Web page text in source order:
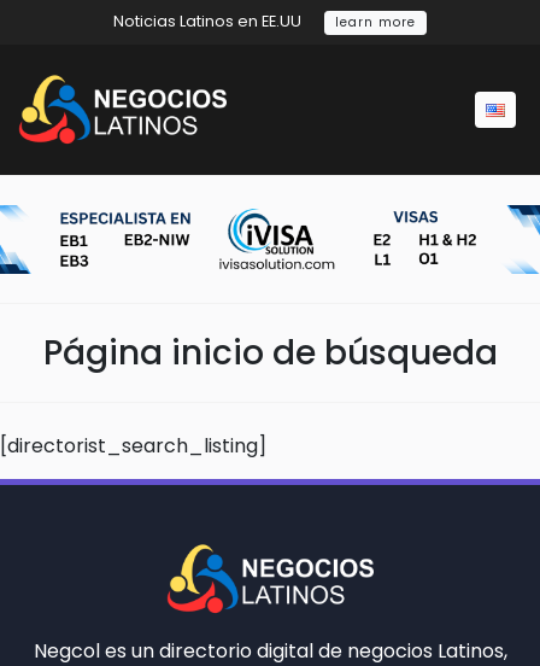
Noticias Latinos en EE.UU learn more
Página inicio de búsqueda
[directorist_search_listing]
Negcol es un directorio digital de negocios Latinos,